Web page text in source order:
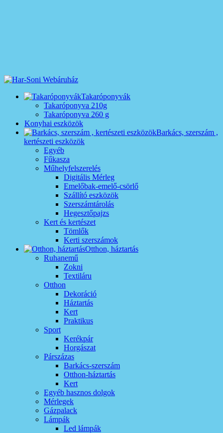
Takaróponyvák
Takaróponyva 210g
Takaróponyva 260 g
Konyhai eszközök
Barkács, szerszám ,
kertészeti eszközök
Egyéb
Fűkasza
Műhelyfelszerelés
Digitális Mérleg
Emelőbak-emelő-csörlő
Szállító eszközök
Szerszámtárolás
Hegesztőpajzs
Kert és kertészet
Tömlők
Kerti szerszámok
Otthon, háztartás
Ruhanemű
Zokni
Textiláru
Otthon
Dekoráció
Háztartás
Kert
Praktikus
Sport
Kerékpár
Horgászat
Párszázas
Barkács-szerszám
Otthon-háztartás
Kert
Egyéb hasznos dolgok
Mérlegek
Gázpalack
Lámpák
Led lámpák